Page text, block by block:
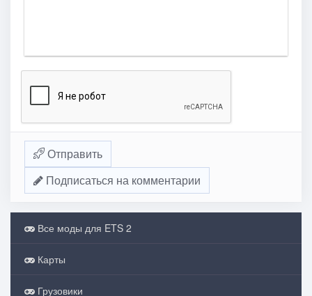
Отправить
Подписаться на комментарии
Все моды для ETS 2
Карты
Грузовики